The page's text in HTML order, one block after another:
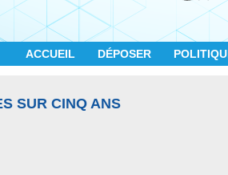
ACCUEIL DÉPOSER
SUR CINQ ANS